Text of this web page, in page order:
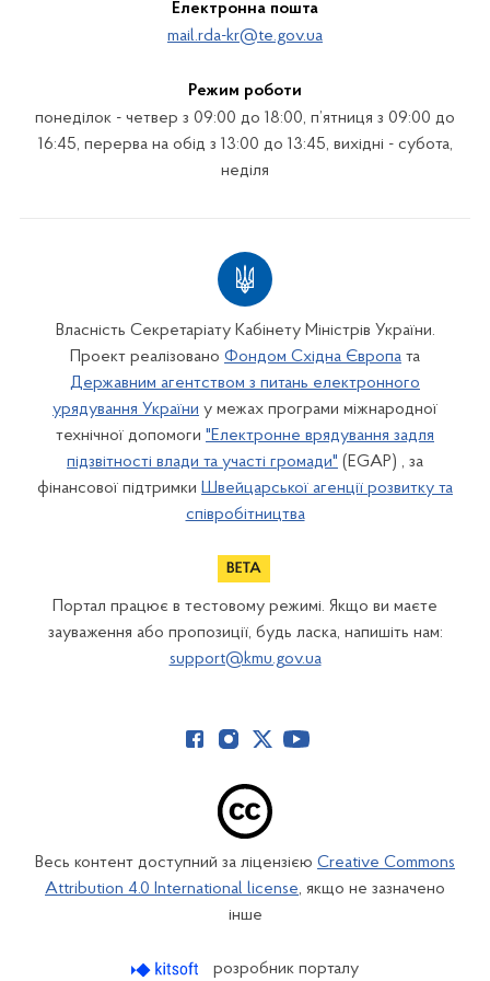
Електронна пошта
mail.rda-kr@te.gov.ua
Режим роботи
понеділок - четвер з 09:00 до 18:00, п’ятниця з 09:00 до
16:45, перерва на обід з 13:00 до 13:45, вихідні - субота,
неділя
Власність Секретаріату Кабінету Міністрів України.
Проект реалізовано Фондом Східна Європа та
Державним агентством з питань електронного
урядування України у межах програми міжнародної
технічної допомоги "Електронне врядування задля
підзвітності влади та участі громади" (EGAP) , за
фінансової підтримки Швейцарської агенції розвитку та
співробітництва
Портал працює в тестовому режимі. Якщо ви маєте
зауваження або пропозиції, будь ласка, напишіть нам:
support@kmu.gov.ua
Весь контент доступний за ліцензією Creative Commons
Attribution 4.0 International license, якщо не зазначено
інше
розробник порталу